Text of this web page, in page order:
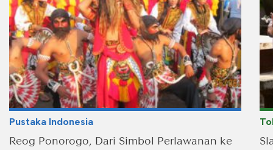
Pustaka Indonesia
Reog Ponorogo, Dari Simbol Perlawanan ke